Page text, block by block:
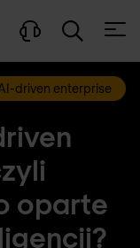
driven enterprise
oparte